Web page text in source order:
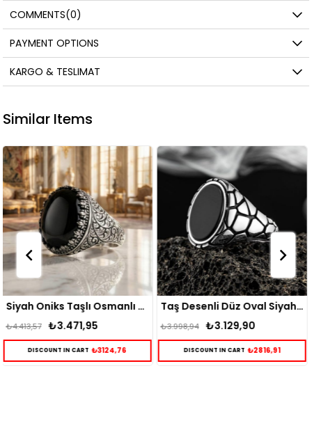
COMMENTS(0)
PAYMENT OPTIONS
KARGO & TESLIMAT
Similar Items
Siyah Oniks Taşlı Osmanlı Desenli Gümüş Yüzük
Taş Desenli Düz Oval Siyah Oniks Taşlı Gümüş Yüzük
₺3.129,90
₺3.998,94
DISCOUNT IN CART ₺2816,91
₺3.015,88
₺3.865,67
DISCOUNT IN CART ₺2714,29